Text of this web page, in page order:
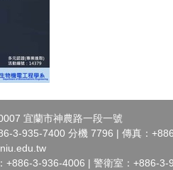
宜蘭市神農路一段一號
3-935-7400 分機 7796 | 傳真：
+886-3-936-4006 | 警衛室：+886-3-